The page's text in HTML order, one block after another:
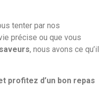
tenter par nos
précise ou que vous
, nous avons ce qu’il
profitez d’un bon repas